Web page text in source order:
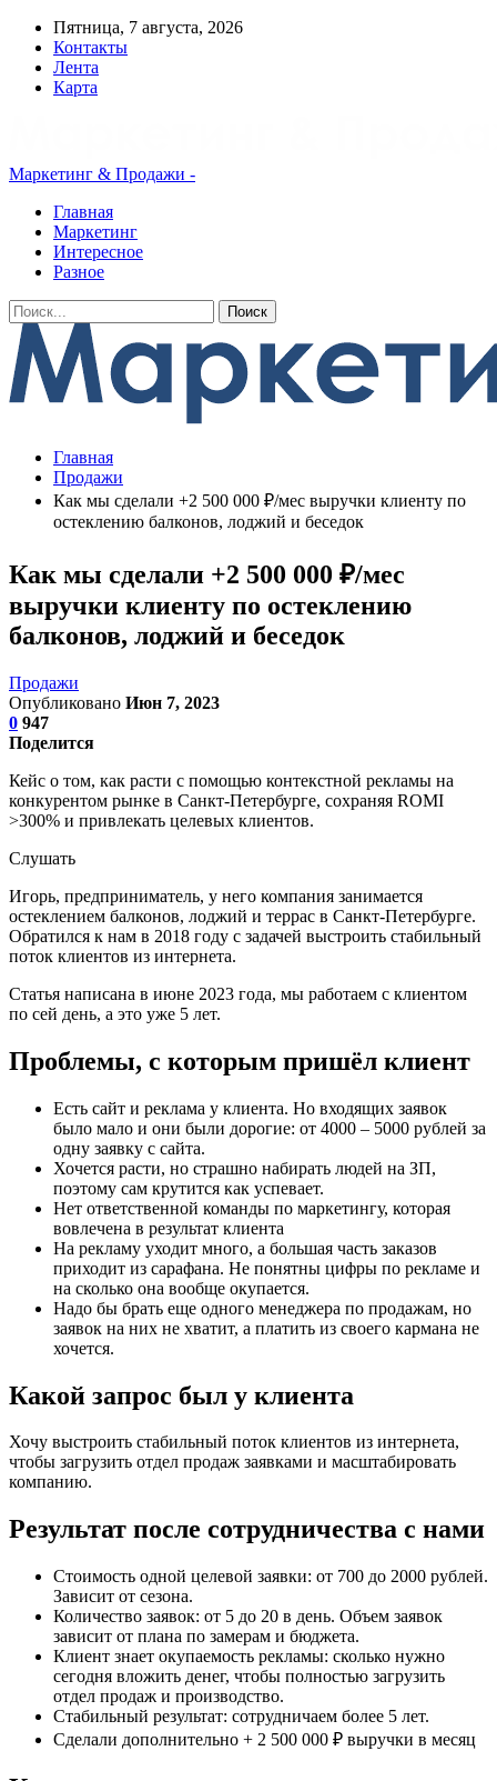
Пятница, 7 августа, 2026
Контакты
Лента
Карта
Маркетинг & Продажи -
Главная
Маркетинг
Интересное
Разное
Главная
Продажи
Как мы сделали +2 500 000 ₽/мес выручки клиенту по
остеклению балконов, лоджий и беседок
Как мы сделали +2 500 000 ₽/мес
выручки клиенту по остеклению
балконов, лоджий и беседок
Продажи
Опубликовано Июн 7, 2023
0 947
Поделится
Кейс о том, как расти с помощью контекстной рекламы на
конкурентом рынке в Санкт-Петербурге, сохраняя ROMI
>300% и привлекать целевых клиентов.
Слушать
Игорь, предприниматель, у него компания занимается
остеклением балконов, лоджий и террас в Санкт-Петербурге.
Обратился к нам в 2018 году с задачей выстроить стабильный
поток клиентов из интернета.
Статья написана в июне 2023 года, мы работаем с клиентом
по сей день, а это уже 5 лет.
Проблемы, с которым пришёл клиент
Есть сайт и реклама у клиента. Но входящих заявок
было мало и они были дорогие: от 4000 – 5000 рублей за
одну заявку с сайта.
Хочется расти, но страшно набирать людей на ЗП,
поэтому сам крутится как успевает.
Нет ответственной команды по маркетингу, которая
вовлечена в результат клиента
На рекламу уходит много, а большая часть заказов
приходит из сарафана. Не понятны цифры по рекламе и
на сколько она вообще окупается.
Надо бы брать еще одного менеджера по продажам, но
заявок на них не хватит, а платить из своего кармана не
хочется.
Какой запрос был у клиента
Хочу выстроить стабильный поток клиентов из интернета,
чтобы загрузить отдел продаж заявками и масштабировать
компанию.
Результат после сотрудничества с нами
Стоимость одной целевой заявки: от 700 до 2000 рублей.
Зависит от сезона.
Количество заявок: от 5 до 20 в день. Объем заявок
зависит от плана по замерам и бюджета.
Клиент знает окупаемость рекламы: сколько нужно
сегодня вложить денег, чтобы полностью загрузить
отдел продаж и производство.
Стабильный результат: сотрудничаем более 5 лет.
Сделали дополнительно + 2 500 000 ₽ выручки в месяц